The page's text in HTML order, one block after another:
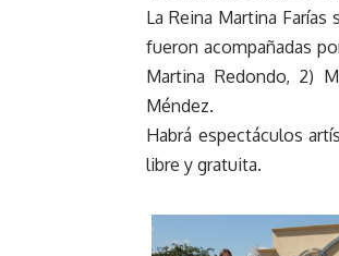
La Reina Martina
fueron acompañadas
Martina Redondo, 2)
Méndez.
Habrá espectáculos
libre y gratuita.